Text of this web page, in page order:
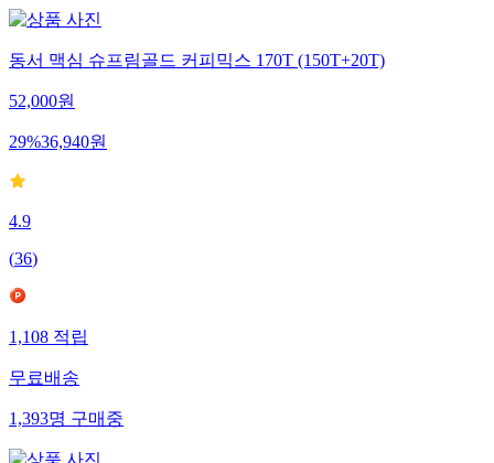
동서 맥심 슈프림골드 커피믹스 170T (150T+20T)
52,000원
29%36,940원
4.9
(36)
1,108적립
무료배송
1,393명구매중